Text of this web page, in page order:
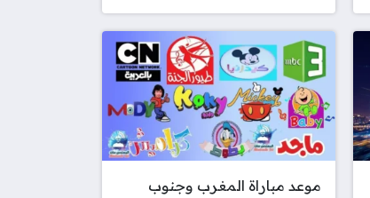
موعد مباراة المغرب وجنوب